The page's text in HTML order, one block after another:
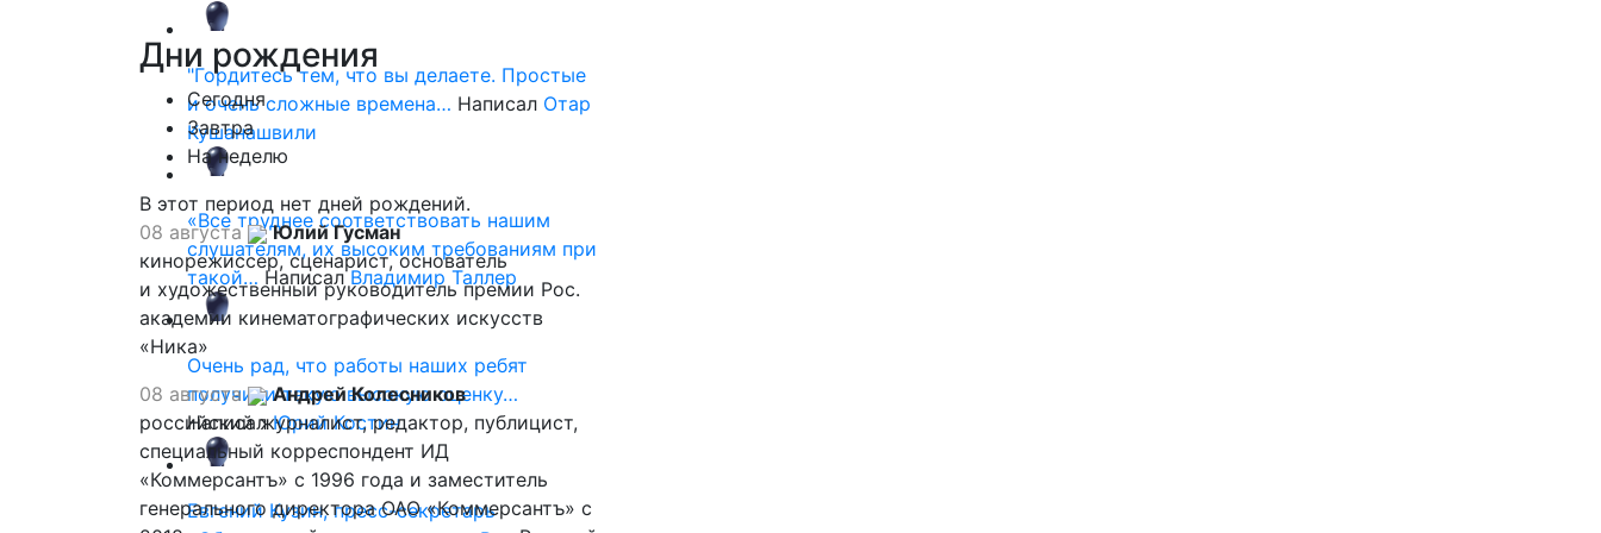
"Гордитесь тем, что вы делаете. Простые
и очень сложные времена… Написал Отар
Кушанашвили
«Все труднее соответствовать нашим
слушателям, их высоким требованиям при
такой… НаписалВладимир Таллер
Очень рад, что работы наших ребят
получили такую высокую оценку…
НаписалЮрий Костин
Евгений Кузин, пресс-секретарь
Дни рождения
Сегодня
Завтра
На неделю
В этот период нет дней рождений.
08 августа
Юлий Гусман
кинорежиссер, сценарист, основатель
и художественный руководитель премии Рос.
академии кинематографических искусств
«Ника»
08 августа
Андрей Колесников
российский журналист, редактор, публицист,
специальный корреспондент ИД
«Коммерсантъ» с 1996 года и заместитель
генерального директора ОАО «Коммерсантъ» с